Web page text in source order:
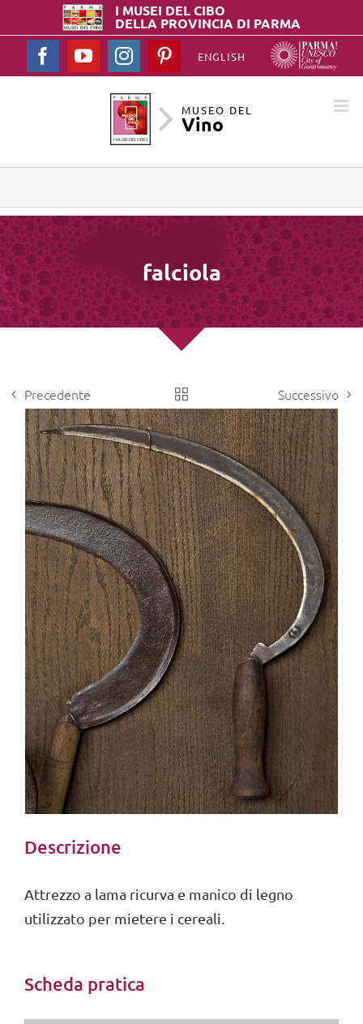
I MUSEI DELCIBO
DELLA PROVINCIA DI PARMA
ENGLISH
FacebookYouTubeInstagramPinterest
MUSEO DEL
Vino
falciola
Precedente Successivo
View
Larger
Image
Descrizione
Attrezzo a lama ricurva e manico di legno
utilizzato per mietere i cereali.
Scheda pratica